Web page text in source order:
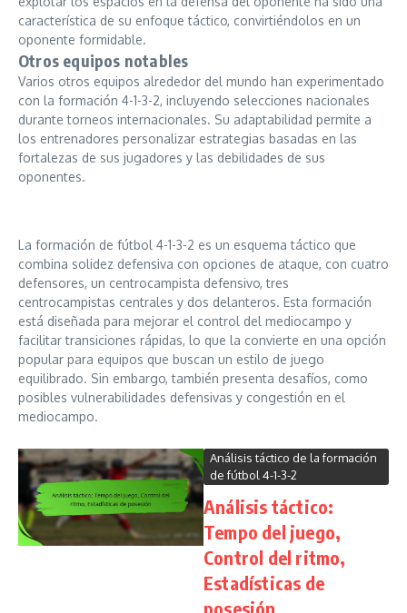
característica de su enfoque táctico, convirtiéndolos en un
oponente formidable.
Otros equipos notables
Varios otros equipos alrededor del mundo han experimentado
con la formación 4-1-3-2, incluyendo selecciones nacionales
durante torneos internacionales. Su adaptabilidad permite a
los entrenadores personalizar estrategias basadas en las
fortalezas de sus jugadores y las debilidades de sus
oponentes.
La formación de fútbol 4-1-3-2 es un esquema táctico que
combina solidez defensiva con opciones de ataque, con cuatro
defensores, un centrocampista defensivo, tres
centrocampistas centrales y dos delanteros. Esta formación
está diseñada para mejorar el control del mediocampo y
facilitar transiciones rápidas, lo que la convierte en una opción
popular para equipos que buscan un estilo de juego
equilibrado. Sin embargo, también presenta desafíos, como
posibles vulnerabilidades defensivas y congestión en el
mediocampo.
Análisis táctico de la formación
de fútbol 4-1-3-2
Análisis táctico:
Tempo del juego,
Control del ritmo,
Estadísticas de
posesión